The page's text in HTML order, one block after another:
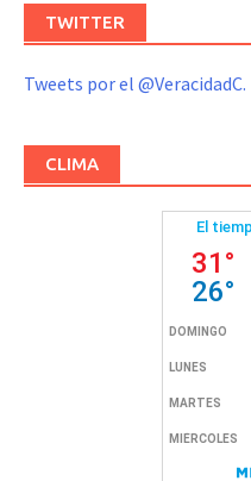
TWITTER
Tweets por el @VeracidadC.
CLIMA